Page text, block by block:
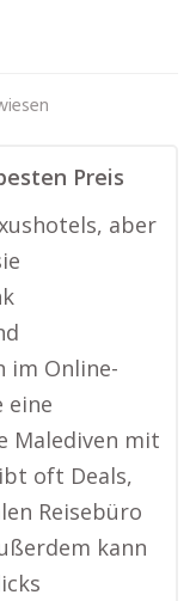
Preis
aber
im Online-
eine
Malediven mit
oft Deals,
Reisebüro
kann